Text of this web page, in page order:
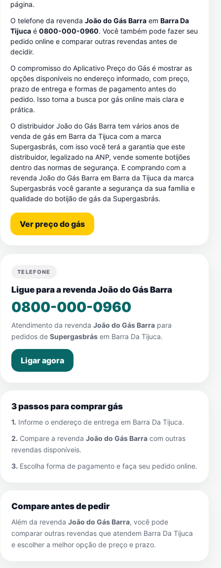
página.
O telefone da revenda João do Gás Barra em Barra Da
Tijuca é 0800-000-0960. Você também pode fazer seu
pedido online e comparar outras revendas antes de
decidir.
O compromisso do Aplicativo Preço do Gás é mostrar as
opções disponíveis no endereço informado, com preço,
prazo de entrega e formas de pagamento antes do
pedido. Isso torna a busca por gás online mais clara e
prática.
O distribuidor João do Gás Barra tem vários anos de
venda de gás em Barra da Tijuca com a marca
Supergasbrás, com isso você terá a garantia que este
distribuidor, legalizado na ANP, vende somente botijões
dentro das normas de segurança. E comprando com a
revenda João do Gás Barra em Barra da Tijuca da marca
Supergasbrás você garante a segurança da sua família e
qualidade do botijão de gás da Supergasbrás.
Ver preço do gás
TELEFONE
Ligue para a revenda João do Gás Barra
0800-000-0960
Atendimento da revenda João do Gás Barra para
pedidos de Supergasbrás em Barra Da Tijuca.
Ligar agora
3 passos para comprar gás
1. Informe o endereço de entrega em Barra Da Tijuca.
2. Compare a revenda João do Gás Barra com outras
revendas disponíveis.
3. Escolha forma de pagamento e faça seu pedido online.
Compare antes de pedir
Além da revenda João do Gás Barra, você pode
comparar outras revendas que atendem Barra Da Tijuca
e escolher a melhor opção de preço e prazo.